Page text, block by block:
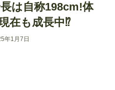
は自称198cm!体
在も成長中⁉︎
年1月7日